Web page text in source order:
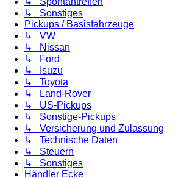
↳ Sonstiges
Pickups / Basisfahrzeuge
↳ VW
↳ Nissan
↳ Ford
↳ Isuzu
↳ Toyota
↳ Land-Rover
↳ US-Pickups
↳ Sonstige-Pickups
↳ Versicherung und Zulassung
↳ Technische Daten
↳ Steuern
↳ Sonstiges
Händler Ecke